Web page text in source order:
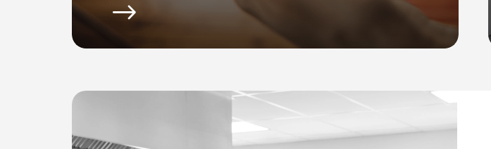
Bacchus equipements vous propose toute une série de guides
d’achat afin de vous fournir les conseils pour bien choisir et
utiliser votre équipement.